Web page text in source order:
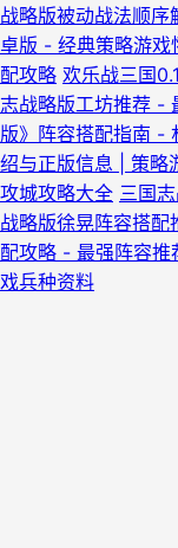
战略版被动战法顺
卓版 - 经典策略游戏
配攻略 欢乐战三国
志战略版工坊推荐 -
版》阵容搭配指南 -
绍与正版信息 | 策略
攻城攻略大全 三国
战略版徐晃阵容搭
配攻略 - 最强阵容推
戏兵种资料